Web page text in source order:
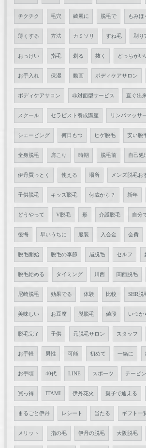
チクチク 毛穴 綺麗に 脱毛で もみほ
薄くする 方法 カミソリ すね毛 剃り
おっけい 指毛 剃る 抜く どっちがい
お手入れ 保湿 動画 ボディケアサロン
ボディケアサロン 非対面型サービス 直ぐ出
スクール セラピスト養成講座 リンパマッサ
シェービング 何日もつ ヒゲ脱毛 安い脱
全身脱毛 肩こり 時期 脱毛前 自己処
伊丹買っとく 使える 場所 メンズ脱毛お
子供脱毛 キッズ脱毛 何歳から？ 新年
どうやって V脱毛 形 介護脱毛 自分
後悔 早いうちに 服装 入会金 会費
脱毛開始 脱毛の季節 眉脱毛 セルフ
脱毛始める タイミング 川西 関西脱毛
尼崎脱毛 効果でる 体験 比較 SHR脱
美味しい お豆腐 髭脱毛 値段 いつか
脱毛完了 子供 元脱毛サロン スタッフ
お手軽 男性 可能 初めて 一緒に
お手頃 40代 LINE スポーツ テーピ
買っ得 ITAMI 伊丹花火 親子で通える
まるごと伊丹 レシート 当たる ギフト一
メリット 指の毛 伊丹の脱毛 大阪脱毛